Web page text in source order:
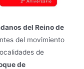
del Reino de
del movimiento
de
de